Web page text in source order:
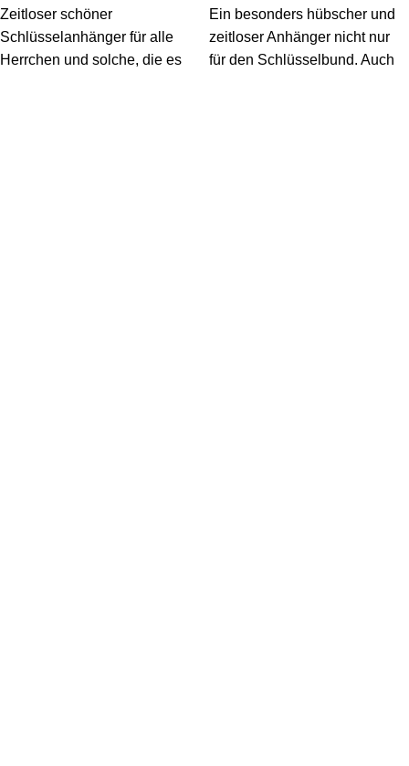
Zeitloser schöner
Schlüsselanhänger für alle
Herrchen und solche, die es
Ein besonders hübscher und
zeitloser Anhänger nicht nur
für den Schlüsselbund. Auch